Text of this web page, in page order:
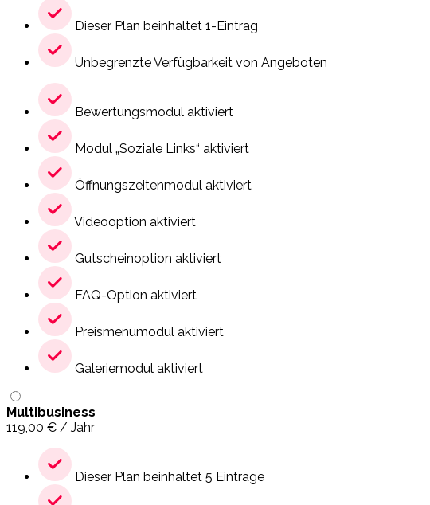
Dieser Plan beinhaltet 1-Eintrag
Unbegrenzte Verfügbarkeit von Angeboten
Bewertungsmodul aktiviert
Modul „Soziale Links“ aktiviert
Öffnungszeitenmodul aktiviert
Videooption aktiviert
Gutscheinoption aktiviert
FAQ-Option aktiviert
Preismenümodul aktiviert
Galeriemodul aktiviert
Multibusiness
119,00 € / Jahr
Dieser Plan beinhaltet 5 Einträge